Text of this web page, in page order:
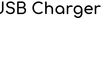
Charger